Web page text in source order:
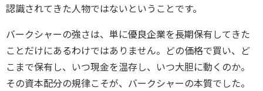
認識されてきた人物ではないということです。
バークシャーの強さは、単に優良企業を長期保有してきた
ことだけにあるわけではありません。どの価格で買い、ど
こまで保有し、いつ現金を温存し、いつ大胆に動くのか。
その資本配分の規律こそが、バークシャーの本質でした。